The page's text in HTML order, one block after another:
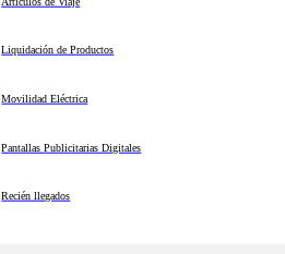
Liquidación de Productos
Movilidad Eléctrica
Pantallas Publicitarias Digitales
Recién llegados